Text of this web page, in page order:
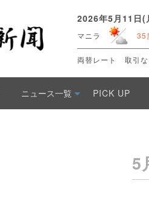
2026年5月11日(
マニラ 35
両替レート 取引な
ニュース一覧 PICK UP
5